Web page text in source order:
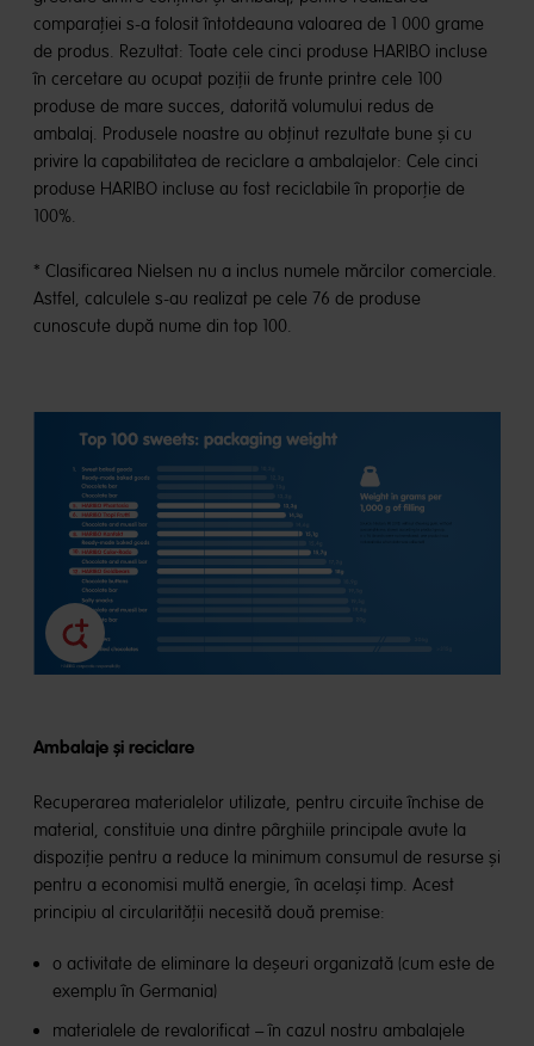
comparației s-a folosit întotdeauna valoarea de 1 000 grame
de produs. Rezultat: Toate cele cinci produse HARIBO incluse
în cercetare au ocupat poziții de frunte printre cele 100
produse de mare succes, datorită volumului redus de
ambalaj. Produsele noastre au obținut rezultate bune și cu
privire la capabilitatea de reciclare a ambalajelor: Cele cinci
produse HARIBO incluse au fost reciclabile în proporție de
100%.
* Clasificarea Nielsen nu a inclus numele mărcilor comerciale.
Astfel, calculele s-au realizat pe cele 76 de produse
cunoscute după nume din top 100.
Ambalaje și reciclare
Recuperarea materialelor utilizate, pentru circuite închise de
material, constituie una dintre pârghiile principale avute la
dispoziție pentru a reduce la minimum consumul de resurse și
pentru a economisi multă energie, în același timp. Acest
principiu al circularității necesită două premise:
o activitate de eliminare la deșeuri organizată (cum este de
exemplu în Germania)
materialele de revalorificat – în cazul nostru ambalajele